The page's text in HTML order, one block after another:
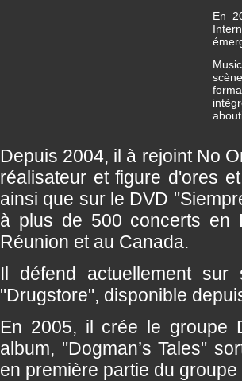
En
Depuis 2004, il à rejoint No
réalisateur et figure d'ores
ainsi que sur le DVD
à plus de 500 concerts en
Réunion et au Canada.
Il défend actuellement
"Drugstore", disponible
En 2005, il crée le groupe
album, "Dogman’s Tales"
en première partie du